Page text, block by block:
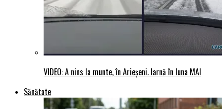
VIDEO: A nins la munte, în Arieșeni. Iarnă în luna MAI
Sănătate